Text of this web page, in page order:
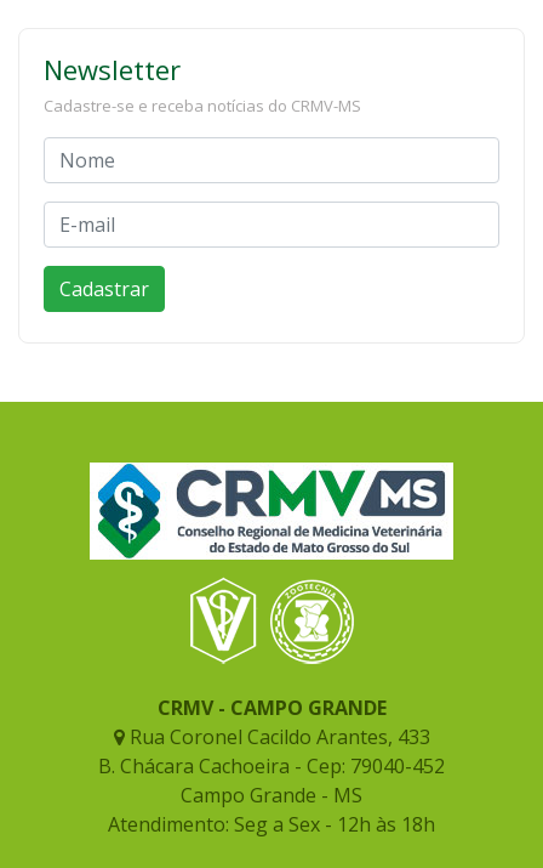
Newsletter
Cadastre-se e receba notícias do CRMV-MS
CRMV - CAMPO GRANDE
Rua Coronel Cacildo Arantes, 433
B. Chácara Cachoeira - Cep: 79040-452
Campo Grande - MS
Atendimento: Seg a Sex - 12h às 18h